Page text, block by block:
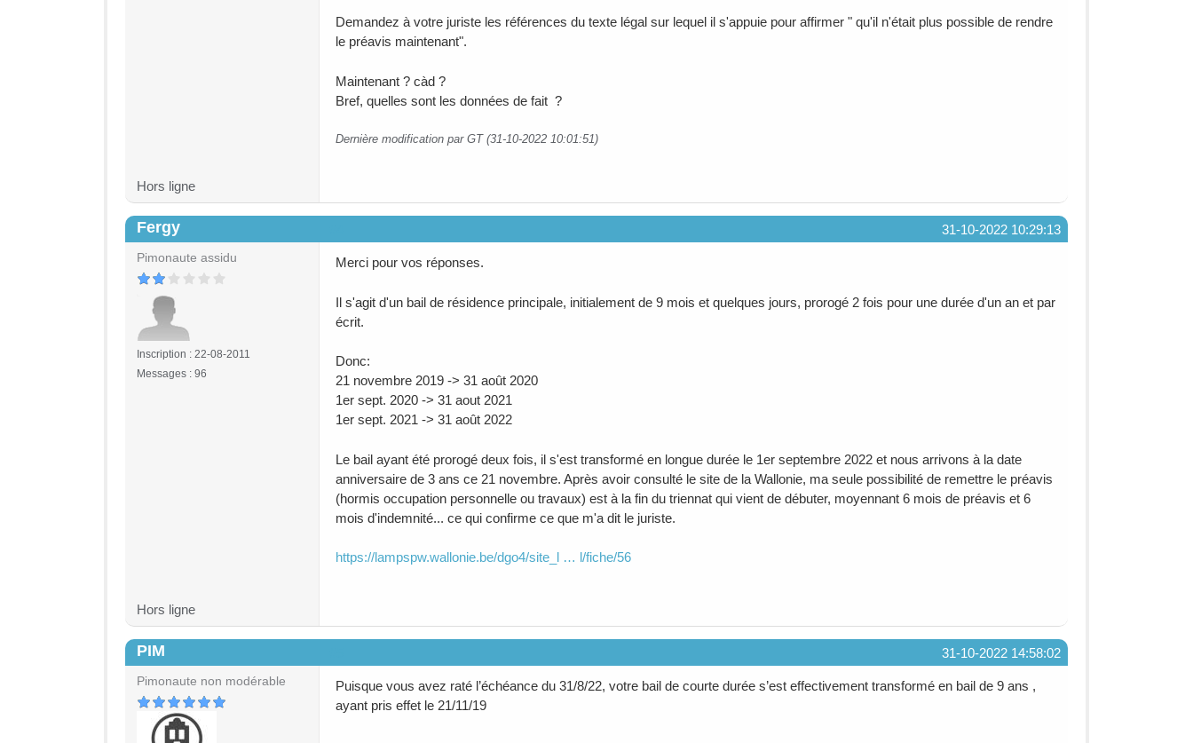
Demandez à votre juriste les références du texte légal sur lequel il s'appuie pour affirmer " qu'il n'était plus possible de rendre
le préavis maintenant".
Maintenant ? càd ?
Bref, quelles sont les données de fait ?
Dernière modification par GT (31-10-2022 10:01:51)
Hors ligne
31-10-2022 10:29:13
Fergy
Pimonaute assidu
Inscription : 22-08-2011
Messages : 96
Merci pour vos réponses.
Il s'agit d'un bail de résidence principale, initialement de 9 mois et quelques jours, prorogé 2 fois pour une durée d'un an et par
écrit.
Donc:
21 novembre 2019 -> 31 août 2020
1er sept. 2020 -> 31 aout 2021
1er sept. 2021 -> 31 août 2022
Le bail ayant été prorogé deux fois, il s'est transformé en longue durée le 1er septembre 2022 et nous arrivons à la date
anniversaire de 3 ans ce 21 novembre. Après avoir consulté le site de la Wallonie, ma seule possibilité de remettre le préavis
(hormis occupation personnelle ou travaux) est à la fin du triennat qui vient de débuter, moyennant 6 mois de préavis et 6
mois d'indemnité... ce qui confirme ce que m'a dit le juriste.
https://lampspw.wallonie.be/dgo4/site_l … l/fiche/56
Hors ligne
31-10-2022 14:58:02
PIM
Pimonaute non modérable
Puisque vous avez raté l’échéance du 31/8/22, votre bail de courte durée s’est effectivement transformé en bail de 9 ans ,
ayant pris effet le 21/11/19